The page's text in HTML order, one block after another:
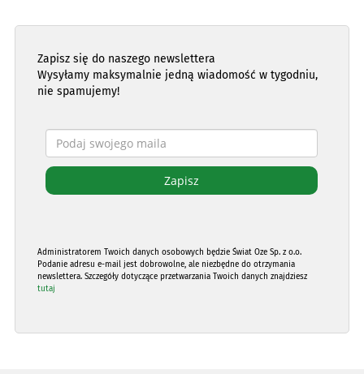
Zapisz się do naszego newslettera
Wysyłamy maksymalnie jedną wiadomość w tygodniu,
nie spamujemy!
Administratorem Twoich danych osobowych będzie Świat Oze Sp. z o.o.
Podanie adresu e-mail jest dobrowolne, ale niezbędne do otrzymania
newslettera. Szczegóły dotyczące przetwarzania Twoich danych znajdziesz
tutaj